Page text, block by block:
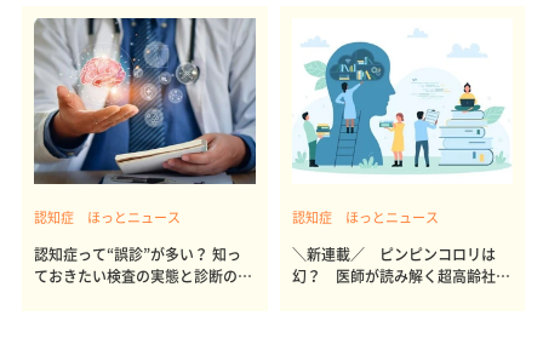
認知症 ほっとニュース
認知症って“誤診”が多い？ 知っ
ておきたい検査の実態と診断の限
認知症 ほっとニュース
＼新連載／ ピンピンコロリは
幻？ 医師が読み解く超高齢社会